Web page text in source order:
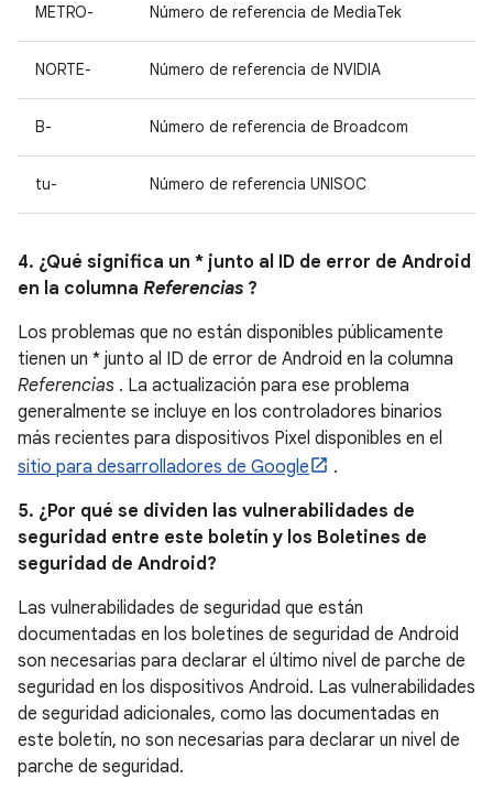
METRO- Número de referencia de MediaTek
NORTE- Número de referencia de NVIDIA
B- Número de referencia de Broadcom
tu- Número de referencia UNISOC
4. ¿Qué significa un * junto al ID de error de Android
en la columna Referencias ?
Los problemas que no están disponibles públicamente
tienen un * junto al ID de error de Android en la columna
Referencias . La actualización para ese problema
generalmente se incluye en los controladores binarios
más recientes para dispositivos Pixel disponibles en el
sitio para desarrolladores de Google
.
5. ¿Por qué se dividen las vulnerabilidades de
seguridad entre este boletín y los Boletines de
seguridad de Android?
Las vulnerabilidades de seguridad que están
documentadas en los boletines de seguridad de Android
son necesarias para declarar el último nivel de parche de
seguridad en los dispositivos Android. Las vulnerabilidades
de seguridad adicionales, como las documentadas en
este boletín, no son necesarias para declarar un nivel de
parche de seguridad.